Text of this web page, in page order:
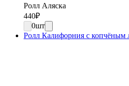
Ролл Аляска
440₽
0шт
Ролл Калифорния с копчёным